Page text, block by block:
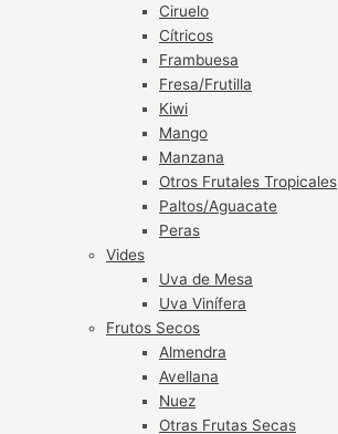
Ciruelo
Cítricos
Frambuesa
Fresa/Frutilla
Kiwi
Mango
Manzana
Otros Frutales Tropicales
Paltos/Aguacate
Peras
Vides
Uva de Mesa
Uva Vinífera
Frutos Secos
Almendra
Avellana
Nuez
Otras Frutas Secas